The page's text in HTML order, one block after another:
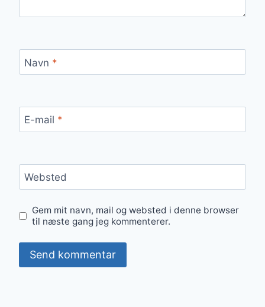
Navn *
E-mail *
Websted
Gem mit navn, mail og websted i denne browser
til næste gang jeg kommenterer.